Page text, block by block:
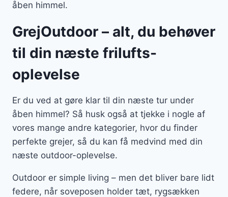
åben himmel.
GrejOutdoor – alt, du behøver
til din næste frilufts-
oplevelse
Er du ved at gøre klar til din næste tur under
åben himmel? Så husk også at tjekke i nogle af
vores mange andre kategorier, hvor du finder
perfekte grejer, så du kan få medvind med din
næste outdoor-oplevelse.
Outdoor er simple living – men det bliver bare lidt
federe, når soveposen holder tæt, rygsækken